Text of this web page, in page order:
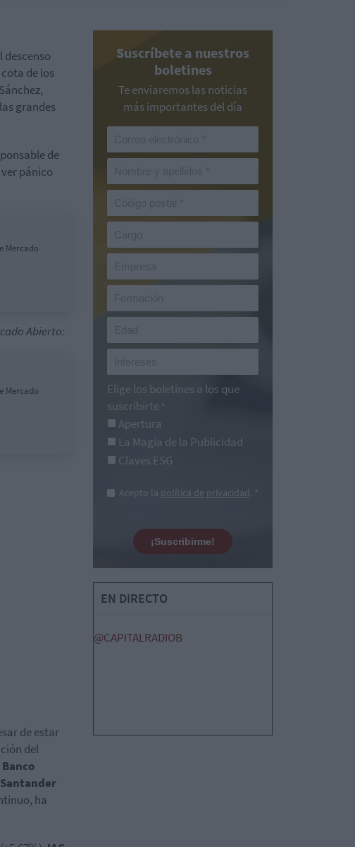
descenso
de los
grandes
de
pánico
Mercado
Abierto:
Mercado
de estar
del
Banco
Santander
ha
Suscríbete a nuestros
boletines
Te enviaremos las noticias
más importantes del día
Elige los boletines a los que
suscribirte *
Apertura
La Magia de la Publicidad
Claves ESG
Acepto la política de privacidad. *
¡Suscribirme!
EN DIRECTO
@CAPITALRADIOB